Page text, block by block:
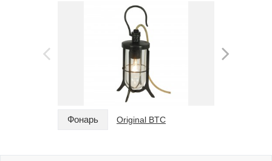
Фонарь Original BTC